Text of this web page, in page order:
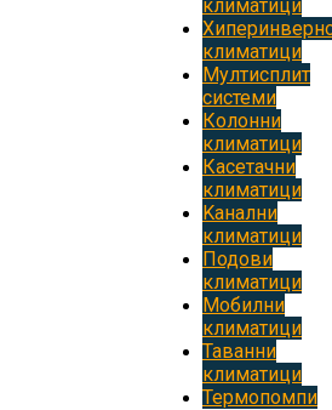
климатици
климатици
Мултисплит
системи
Колонни
климатици
Касетачни
климатици
Kанални
климатици
Подови
климатици
Мобилни
климатици
Таванни
климатици
Термопомпи